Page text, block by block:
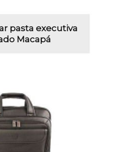
pasta executiva
Macapá